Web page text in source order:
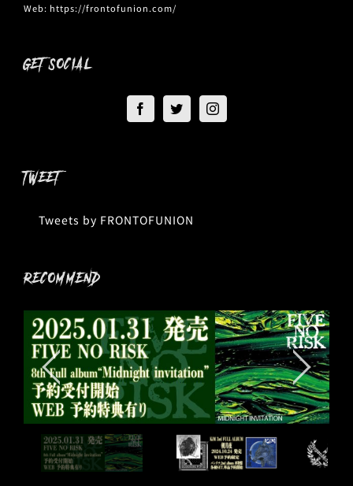
Web: https://frontofunion.com/
GET SOCIAL
TWEET
Tweets by FRONTOFUNION
RECOMMEND